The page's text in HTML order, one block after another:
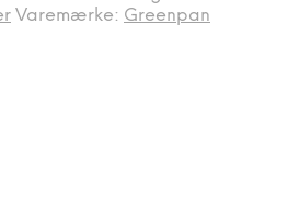
Varemærke: Greenpan